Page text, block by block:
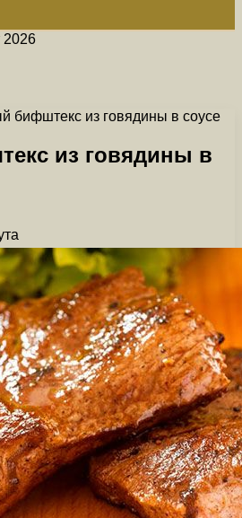
2026
бифштекс из говядины в соусе
из говядины в